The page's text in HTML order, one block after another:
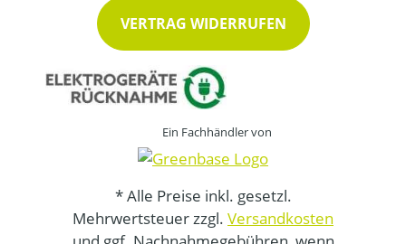
VERTRAG WIDERRUFEN
Ein Fachhändler von
* Alle Preise inkl. gesetzl.
Mehrwertsteuer zzgl. Versandkosten